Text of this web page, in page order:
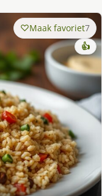
Maak favoriet7
👍